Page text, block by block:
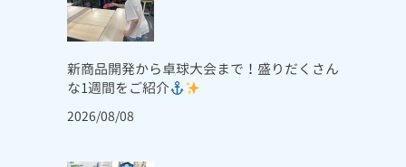
新商品開発から卓球大会まで！盛りだくさん
な1週間をご紹介
2026/08/08